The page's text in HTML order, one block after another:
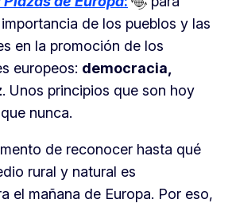
de los pueblos y las
en la promoción de los
europeos: democracia,
. Unos principios que son hoy
nunca.
de reconocer hasta qué
rural y natural es
el mañana de Europa. Por eso,